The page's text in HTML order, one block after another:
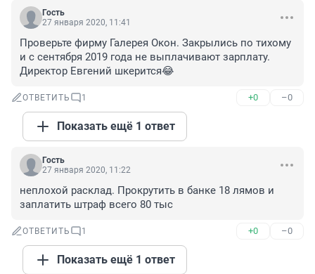
Гость
27 января 2020, 11:41
Проверьте фирму Галерея Окон. Закрылись по тихому
и с сентября 2019 года не выплачивают зарплату.
Директор Евгений шкерится😂
ОТВЕТИТЬ 1 +0 –0
Показать ещё 1 ответ
Гость
27 января 2020, 11:22
неплохой расклад. Прокрутить в банке 18 лямов и
заплатить штраф всего 80 тыс
ОТВЕТИТЬ 1 +0 –0
Показать ещё 1 ответ